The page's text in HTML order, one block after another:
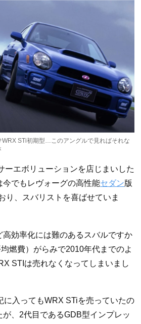
WRX STi初期型…このアングルで見ればそれな
ーエボリューションを店じまいした
今でもレヴォーグの高性能セダン版
り、スバリストを喜ばせていま
高効率化には難のあるスバルですか
燃費）がらみで2010年代までのよ
STIは売れなくなってしまいまし
に入ってもWRX STiを売っていたの
、2代目であるGDB型インプレッ